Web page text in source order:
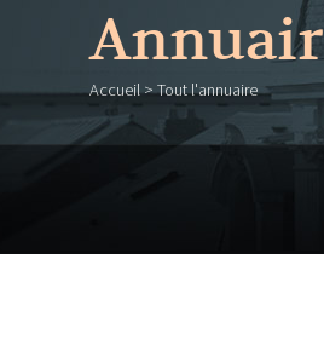
Accueil> Tout l'annuaire